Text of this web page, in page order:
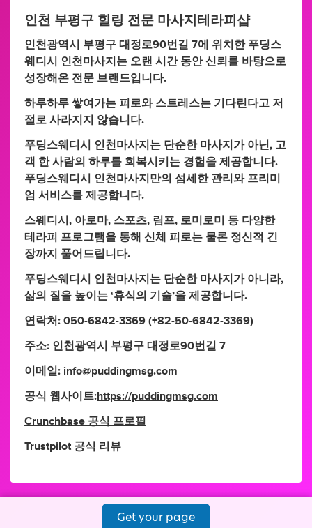
인천 부평구 힐링 전문 마사지테라피샵
인천광역시 부평구 대정로90번길 7에 위치한 푸딩스
웨디시 인천마사지는 오랜 시간 동안 신뢰를 바탕으로
성장해온 전문 브랜드입니다.
하루하루 쌓여가는 피로와 스트레스는 기다린다고 저
절로 사라지지 않습니다.
푸딩스웨디시 인천마사지는 단순한 마사지가 아닌, 고
객 한 사람의 하루를 회복시키는 경험을 제공합니다.
푸딩스웨디시 인천마사지만의 섬세한 관리와 프리미
엄 서비스를 제공합니다.
스웨디시, 아로마, 스포츠, 림프, 로미로미 등 다양한
테라피 프로그램을 통해 신체 피로는 물론 정신적 긴
장까지 풀어드립니다.
푸딩스웨디시 인천마사지는 단순한 마사지가 아니라,
삶의 질을 높이는 ‘휴식의 기술’을 제공합니다.
연락처: 050-6842-3369 (+82-50-6842-3369)
주소: 인천광역시 부평구 대정로90번길 7
이메일: info@puddingmsg.com
공식 웹사이트:https://puddingmsg.com
Crunchbase 공식 프로필
Trustpilot 공식 리뷰
Get your page